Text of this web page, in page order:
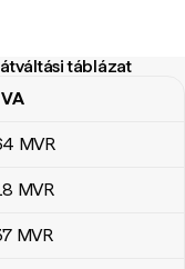
táblázat
táblázat
MVR
MVR
MVR